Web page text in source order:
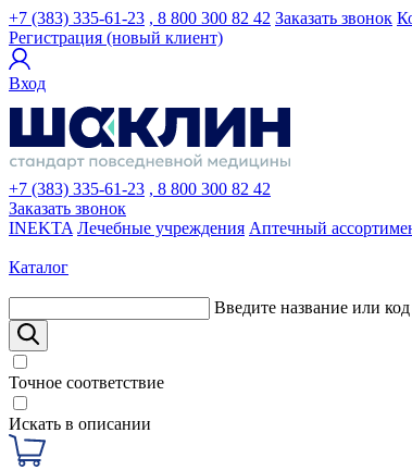
+7 (383) 335-61-23 , 8 800 300 82 42 Заказать звонок
Регистрация (новый клиент)
Вход
+7 (383) 335-61-23 , 8 800 300 82 42
Заказать звонок
INEKTA Лечебные учреждения Аптечный
Каталог
Введите название или
Точное соответствие
Искать в описании